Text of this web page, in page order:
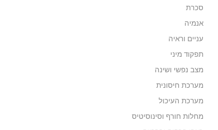
סכרת
אנמיה
עניים וראיה
תפקוד מיני
מצב נפשי ושינה
מערכת חיסונית
מערכת העיכול
מחלות חורף וסינוסיטיס